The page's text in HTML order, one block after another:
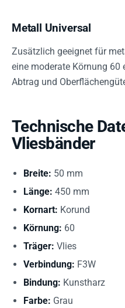
Metall Universal
Zusätzlich geeignet für
eine moderate Körnung 60
Abtrag und
Technische
Vliesbänder
Breite: 50 mm
Länge: 450 mm
Kornart: Korund
Körnung: 60
Träger: Vlies
Verbindung: F3W
Bindung: Kunstharz
Farbe: Grau